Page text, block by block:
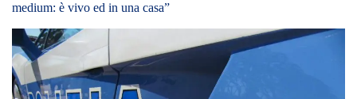
medium: è vivo ed in una casa”